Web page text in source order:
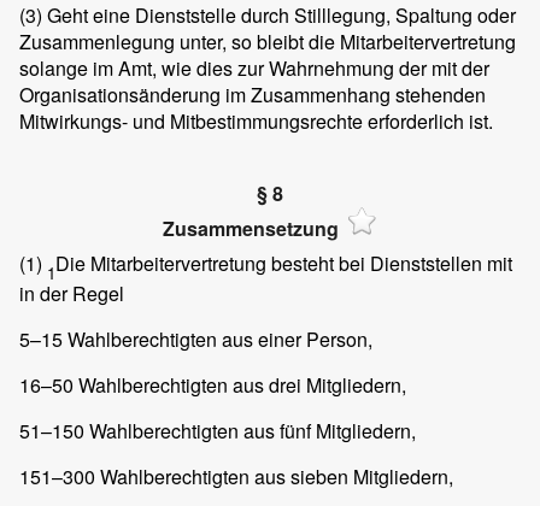
(3) Geht eine Dienststelle durch Stilllegung, Spaltung oder
Zusammenlegung unter, so bleibt die Mitarbeitervertretung
solange im Amt, wie dies zur Wahrnehmung der mit der
Organisationsänderung im Zusammenhang stehenden
Mitwirkungs- und Mitbestimmungsrechte erforderlich ist.
§ 8
Zusammensetzung
(1) 1Die Mitarbeitervertretung besteht bei Dienststellen mit
in der Regel
5–15 Wahlberechtigten aus einer Person,
16–50 Wahlberechtigten aus drei Mitgliedern,
51–150 Wahlberechtigten aus fünf Mitgliedern,
151–300 Wahlberechtigten aus sieben Mitgliedern,